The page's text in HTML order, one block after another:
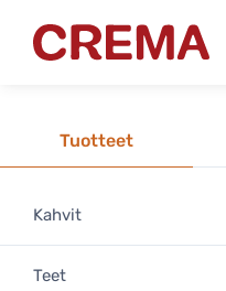
Crema
Tuotteet
Kahvit
Teet